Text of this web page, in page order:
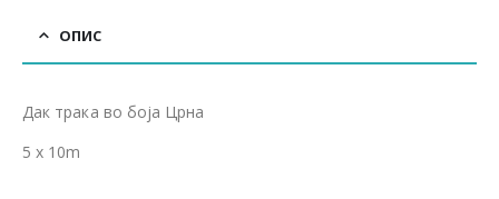
ОПИС
Дак трака во боја Црна
5 x 10m